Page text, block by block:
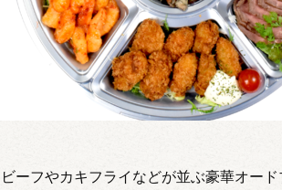
ーフやカキフライなどが並ぶ豪華オー